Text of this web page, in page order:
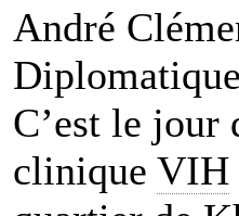
André
C’est le jour
clinique VIH